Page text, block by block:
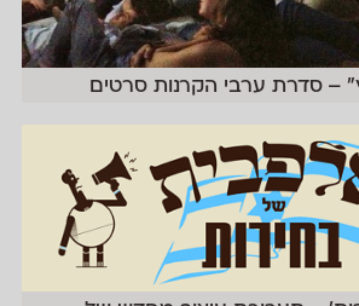
– סדרת ערבי הקרנות סרטים